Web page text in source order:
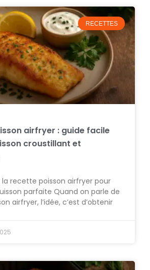
RECETTES
airfryer : guide facile
croustillant et
recette poisson airfryer pour
parfaite Quand on parle de
airfryer, l’idée, c’est d’obtenir